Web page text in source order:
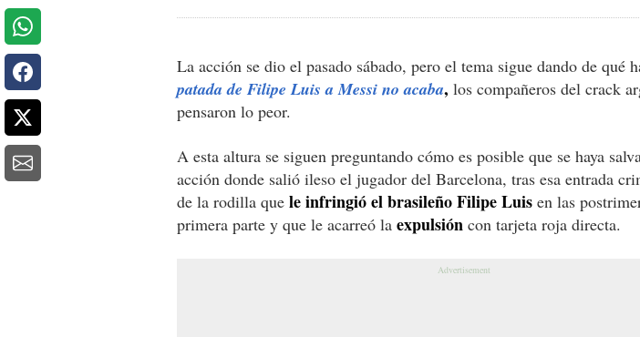
La acción se dio el pasado sábado, pero el tema sigue dando de qué
patada de Filipe Luis a Messi no acaba, los compañeros del crack
pensaron lo peor.
A esta altura se siguen preguntando cómo es posible que se haya
acción donde salió ileso el jugador del Barcelona, tras esa entrada
de la rodilla que le infringió el brasileño Filipe Luis en las
primera parte y que le acarreó la expulsión con tarjeta roja directa.